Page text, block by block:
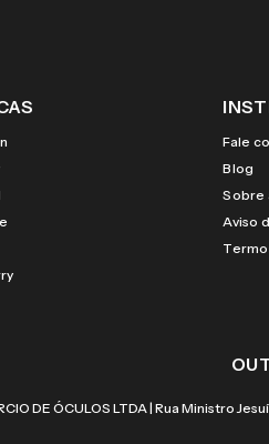
Fale
Blog
Sobre
Aviso
DE ÓCULOS LTDA | Rua Ministro